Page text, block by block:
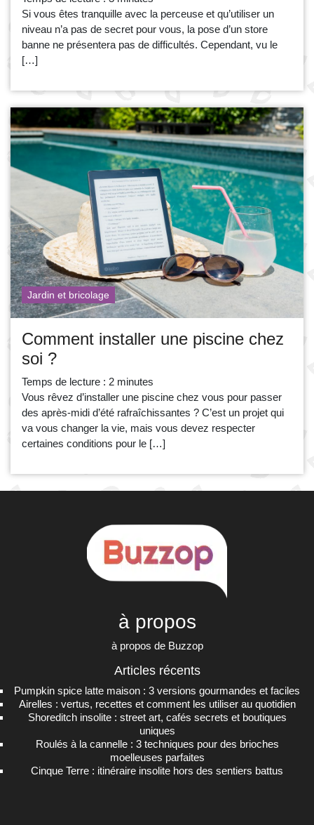
Si vous êtes tranquille avec la perceuse et qu’utiliser un
niveau n’a pas de secret pour vous, la pose d’un store
banne ne présentera pas de difficultés. Cependant, vu le
[…]
Jardin et bricolage
Comment installer une piscine chez
soi ?
Temps de lecture : 2 minutes
Vous rêvez d’installer une piscine chez vous pour passer
des après-midi d’été rafraîchissantes ? C’est un projet qui
va vous changer la vie, mais vous devez respecter
certaines conditions pour le […]
à propos
à propos de Buzzop
Articles récents
Pumpkin spice latte maison : 3 versions gourmandes et faciles
Airelles : vertus, recettes et comment les utiliser au quotidien
Shoreditch insolite : street art, cafés secrets et boutiques
uniques
Roulés à la cannelle : 3 techniques pour des brioches
moelleuses parfaites
Cinque Terre : itinéraire insolite hors des sentiers battus